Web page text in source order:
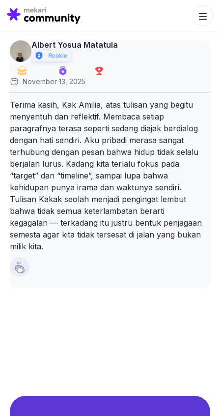
Search
for:
Search
Albert Yosua Matatula
November 13, 2025
Terima kasih, Kak Amilia, atas tulisan yang begitu
menyentuh dan reflektif. Membaca setiap
paragrafnya terasa seperti sedang diajak berdialog
dengan hati sendiri. Aku pribadi merasa sangat
terhubung dengan pesan bahwa hidup tidak selalu
berjalan lurus. Kadang kita terlalu fokus pada
“target” dan “timeline”, sampai lupa bahwa
kehidupan punya irama dan waktunya sendiri.
Tulisan Kakak seolah menjadi pengingat lembut
bahwa tidak semua keterlambatan berarti
kegagalan — terkadang itu justru bentuk penjagaan
semesta agar kita tidak tersesat di jalan yang bukan
milik kita.